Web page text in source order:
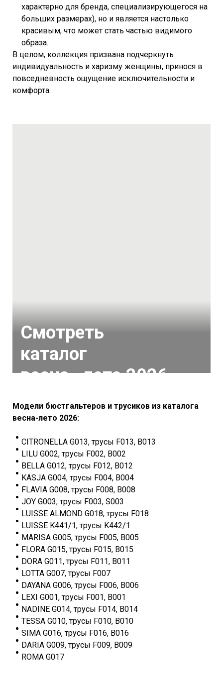
характерно для бренда, специализирующегося на
больших размерах), но и является настолько
красивым, что может стать частью видимого
образа.
В целом, коллекция призвана подчеркнуть
индивидуальность и харизму женщины, принося в
повседневность ощущение исключительности и
комфорта.
Модели бюстгальтеров и трусиков из каталога
весна-лето 2026:
CITRONELLA G013, трусы F013, B013
LILU G002, трусы F002, B002
BELLA G012, трусы F012, B012
KASJA G004, трусы F004, B004
FLAVIA G008, трусы F008, B008
JOY G003, трусы F003, S003
LUISSE ALMOND G018, трусы F018
LUISSE K441/1, трусы K442/1
MARISA G005, трусы F005, B005
FLORA G015, трусы F015, B015
DORA G011, трусы F011, B011
LOTTA G007, трусы F007
DAYANA G006, трусы F006, B006
LEXI G001, трусы F001, B001
NADINE G014, трусы F014, B014
TESSA G010, трусы F010, B010
SIMA G016, трусы F016, B016
DARIA G009, трусы F009, B009
ROMA G017
Смотреть
каталог
весна—лето2026